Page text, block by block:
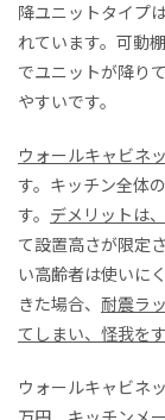
降ユニットタイプ
れています。可動
でユニットが降り
やすいです。
ウォールキャビネ
す。キッチン全体
す。 デメリットは
て設置高さが限定
い高齢者は使いに
きた場合、 耐震ラ
てしまい、怪我を
ウォールキャビネ